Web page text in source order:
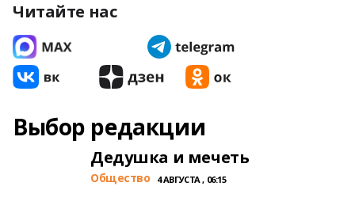
Читайте нас
Выбор редакции
Дедушка и мечеть
Общество 4 АВГУСТА , 06:15